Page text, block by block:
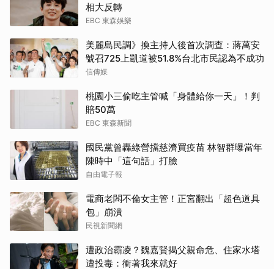
相大反轉
EBC 東森娛樂
美麗島民調》換主持人後首次調查：蔣萬安
號召725上凱道被51.8%台北市民認為不成功
信傳媒
桃園小三偷吃主管喊「身體給你一天」！判
賠50萬
EBC 東森新聞
國民黨曾轟綠營擋慈濟買疫苗 林智群曝當年
陳時中「這句話」打臉
自由電子報
電商老闆不倫女主管！正宮翻出「超色道具
包」崩潰
民視新聞網
遭政治霸凌？魏嘉賢揭父親命危、住家水塔
遭投毒：衝著我來就好